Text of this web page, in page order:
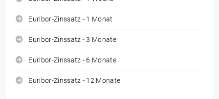
Euribor-Zinssatz - 1 Monat
Euribor-Zinssatz - 3 Monate
Euribor-Zinssatz - 6 Monate
Euribor-Zinssatz - 12 Monate